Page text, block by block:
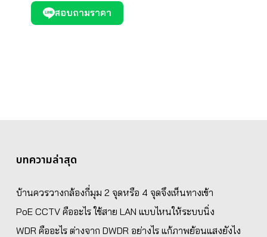
สอบถามราคา
บทความล่าสุด
บ้านควรวางกล้องกี่มุม 2 จุดหรือ 4 จุดจึงเห็นทางเข้า
PoE CCTV คืออะไร ใช้สาย LAN แบบไหนให้ระบบนิ่ง
WDR คืออะไร ต่างจาก DWDR อย่างไร แก้ภาพย้อนแสงยังไง